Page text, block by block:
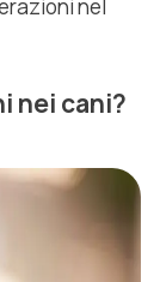
nel
nei cani?